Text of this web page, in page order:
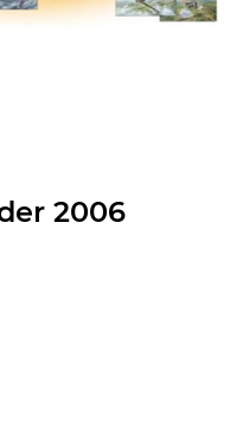
2006